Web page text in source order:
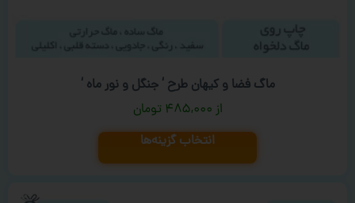
ماگ فضا و کیهان طرح ‘ جنگل و نور ماه ‘
۴۸۵,۰۰۰ تومان
انتخاب گزینه‌ها